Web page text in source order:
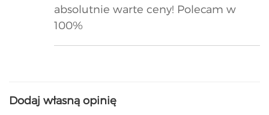
absolutnie warte ceny! Polecam w
100%
Dodaj własną opinię